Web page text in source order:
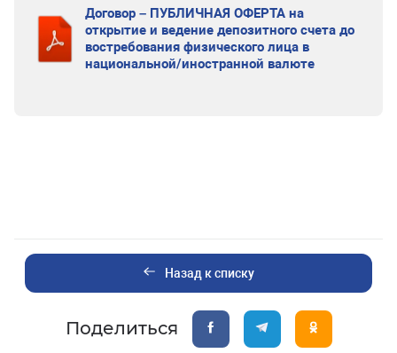
Договор – ПУБЛИЧНАЯ ОФЕРТА на
открытие и ведение депозитного счета до
востребования физического лица в
национальной/иностранной валюте
Назад к списку
Поделиться